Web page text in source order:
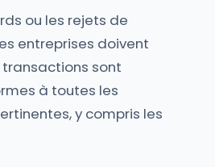
ou les rejets de
entreprises doivent
transactions sont
à toutes les
y compris les